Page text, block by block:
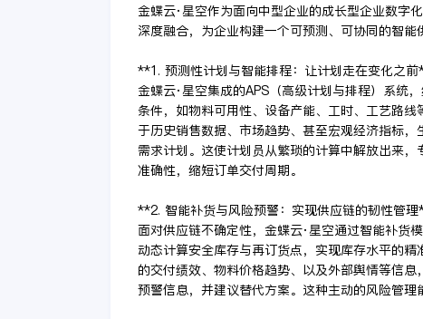
金蝶云·星空作为面向中型企业的成长型企业数字
深度融合，为企业构建一个可预测、可协同的智能
**1. 预测性计划与智能排程：让计划走在变化之
金蝶云·星空集成的APS（高级计划与排程）系统
条件，如物料可用性、设备产能、工时、工艺路
于历史销售数据、市场趋势、甚至宏观经济指标
需求计划。这使计划员从繁琐的计算中解放出来
准确性，缩短订单交付周期。
**2. 智能补货与风险预警：实现供应链的韧性管
面对供应链不确定性，金蝶云·星空通过智能补货
动态计算安全库存与再订货点，实现库存水平的
的交付绩效、物料价格趋势、以及外部舆情等信
预警信息，并建议替代方案。这种主动的风险管理